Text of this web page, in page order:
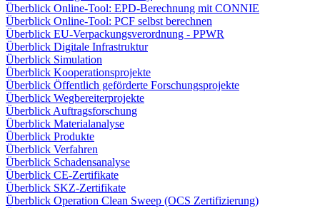
Überblick Online-Tool: EPD-Berechnung mit CONNIE
Überblick Online-Tool: PCF selbst berechnen
Überblick EU-Verpackungsverordnung - PPWR
Überblick Digitale Infrastruktur
Überblick Simulation
Überblick Kooperationsprojekte
Überblick Öffentlich geförderte Forschungsprojekte
Überblick Wegbereiterprojekte
Überblick Auftragsforschung
Überblick Materialanalyse
Überblick Produkte
Überblick Verfahren
Überblick Schadensanalyse
Überblick CE-Zertifikate
Überblick SKZ-Zertifikate
Überblick Operation Clean Sweep (OCS Zertifizierung)